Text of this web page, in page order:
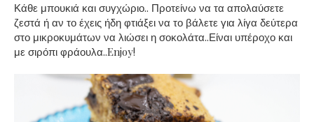
Κάθε μπουκιά και συγχώριο.. Προτείνω να τα απολαύσετε
ζεστά ή αν το έχεις ήδη φτιάξει να το βάλετε για λίγα δεύτερα
στο μικροκυμάτων να λιώσει η σοκολάτα..Είναι υπέροχο και
με σιρόπι φράουλα..Enjoy!